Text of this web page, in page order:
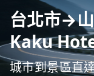
台北市→
Kaku
城市到景區直